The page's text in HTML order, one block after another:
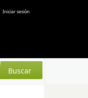
Iniciar sesión